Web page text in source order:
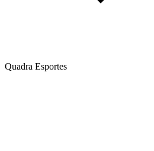
Quadra Esportes